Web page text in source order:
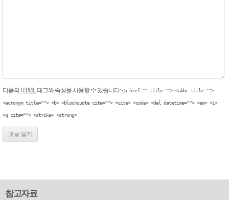
다음의 HTML태그와 속성을 사용할 수 있습니다:<a href="" title=""> <abbr title="">
<acronym title=""> <b> <blockquote cite=""> <cite> <code> <del datetime=""> <em> <i>
<q cite=""> <strike> <strong>
참고자료